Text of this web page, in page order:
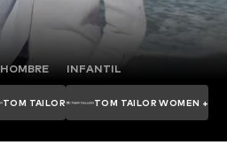
HOMBRE INFANTIL
TOM TAILOR TOM TAILOR WOMEN +